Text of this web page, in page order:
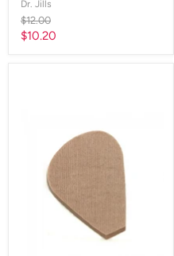
Dr. Jills
Prix
d'origine
$12.00
Prix
$10.20